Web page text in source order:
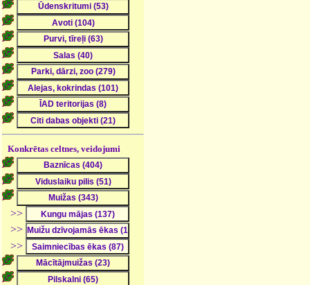
Konkrētas celtnes, veidojumi
>>
>>
>>